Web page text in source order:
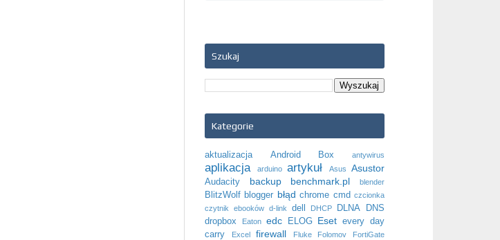
Szukaj
Kategorie
aktualizacja Android Box antywirus
aplikacja arduino artykuł Asus Asustor
Audacity backup benchmark.pl blender
BlitzWolf blogger błąd chrome cmd czcionka
czytnik ebooków d-link dell DHCP DLNA
DNS
dropbox
Eaton edc ELOG Eset every day
carry
Excel firewall Fluke Folomov
FortiGate